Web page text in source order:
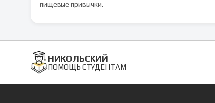
пищевые привычки.
НИКОЛЬСКИЙ
ПОМОЩЬ СТУДЕНТАМ